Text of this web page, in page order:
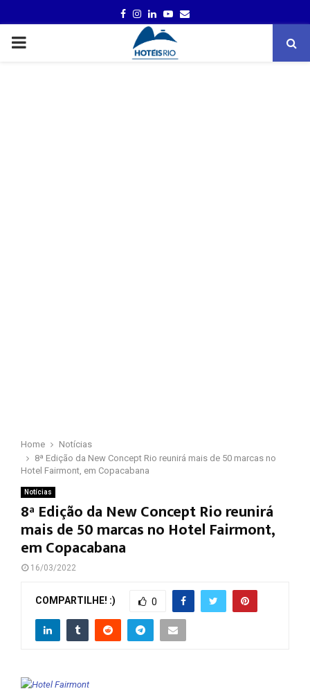
FACEBOOK
INSTAGRAM
LINKEDINYOUTUBE
EMAIL
PRIMARY
Home
Notícias
8ª Edição da New Concept Rio reunirá mais de 50 marcas no
Hotel Fairmont, em Copacabana
Notícias
8ª Edição da New Concept Rio reunirá
mais de 50 marcas no Hotel Fairmont,
em Copacabana
16/03/2022
COMPARTILHE! :) 0